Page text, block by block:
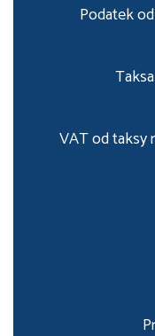
Podatek
VAT od taksy